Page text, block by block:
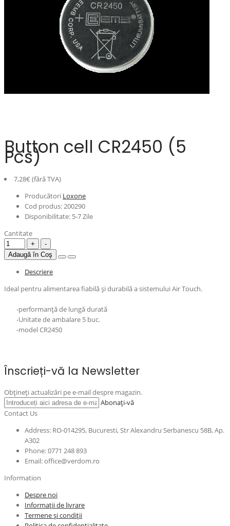
Button cell CR2450 (5
Pcs)
7,28€ (fără TVA)
Producători Loxone
Cod produs:200290
Disponibilitate: 5-7 Zile
Cantitate
Adaugă în Coş
Descriere
Ideal pentru alimentarea fiabilă și durabilă a sistemului Air Touch.
-performanță de lungă durată
-Unitate de ambalare 5 buc.
-model CR2450
Înscrieți-vă la Newsletter
Obțineți actualizări pe e-mail despre magazin.
Abonați-vă
Contact Us
Address: RO-014295, Bucuresti, Str Alexandru Serbanescu 58B, Ap.
A302
Phone: 0771 248 893
Email: office@verdom.ro
Information
Despre noi
Informații de livrare
Termene și condiții